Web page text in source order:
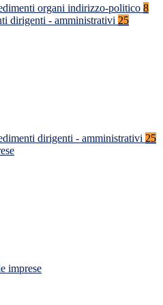
organi indirizzo-politico 8
dirigenti - amministrativi 25
dirigenti - amministrativi 25
imprese